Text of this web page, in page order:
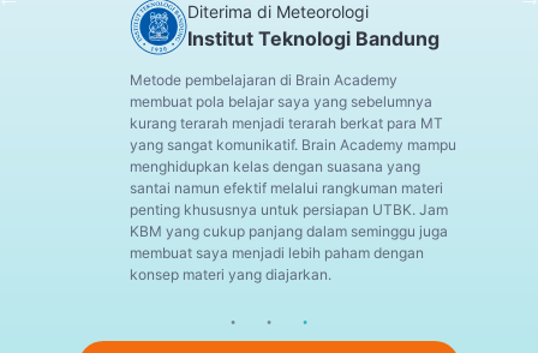
Diterima di Meteorologi
Institut Teknologi Bandung
Metode pembelajaran di Brain Academy
membuat pola belajar saya yang sebelumnya
kurang terarah menjadi terarah berkat para MT
yang sangat komunikatif. Brain Academy mampu
menghidupkan kelas dengan suasana yang
santai namun efektif melalui rangkuman materi
penting khususnya untuk persiapan UTBK. Jam
KBM yang cukup panjang dalam seminggu juga
membuat saya menjadi lebih paham dengan
konsep materi yang diajarkan.